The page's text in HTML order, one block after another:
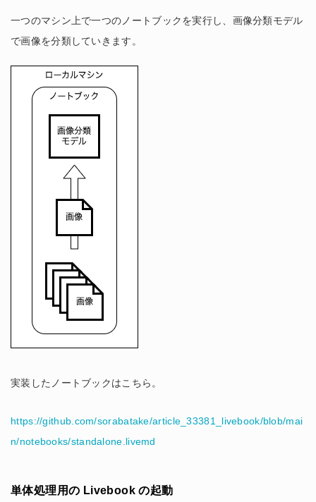
一つのマシン上で一つのノートブックを実行し、画像分類モデル
で画像を分類していきます。
実装したノートブックはこちら。
https://github.com/sorabatake/article_33381_livebook/blob/mai
n/notebooks/standalone.livemd
単体処理用の Livebook の起動